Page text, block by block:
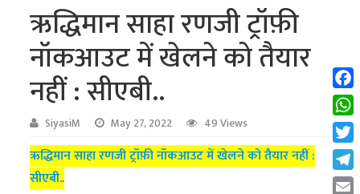
ऋद्धिमान साहा रणजी ट्रॉफ़ी
नॉकआउट में खेलने को तैयार
नहीं : सीएबी..
SiyasiM May 27, 2022 49 Views
ऋद्धिमान साहा रणजी ट्रॉफ़ी नॉकआउट में खेलने को तैयार नहीं :
सीएबी..